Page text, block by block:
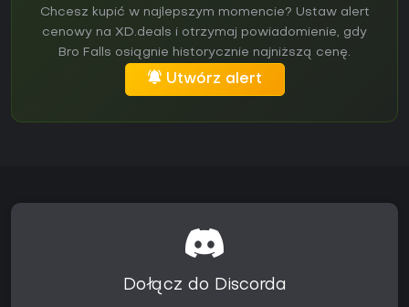
Chcesz kupić w najlepszym momencie? Ustaw alert
cenowy na XD.deals i otrzymaj powiadomienie, gdy
Bro Falls osiągnie historycznie najniższą cenę.
Utwórz alert
Dołącz do Discorda